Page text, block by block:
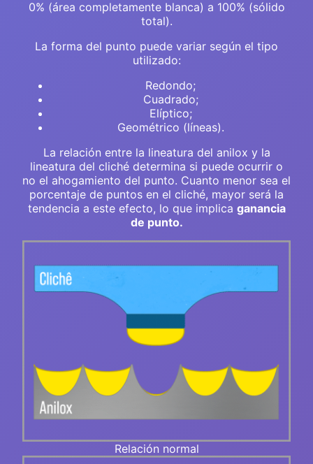
0% (área completamente blanca) a 100% (sólido
total).
La forma del punto puede variar según el tipo
utilizado:
Redondo;
Cuadrado;
Elíptico;
Geométrico (líneas).
La relación entre la lineatura del anilox y la
lineatura del cliché determina si puede ocurrir o
no el ahogamiento del punto. Cuanto menor sea el
porcentaje de puntos en el cliché, mayor será la
tendencia a este efecto, lo que implica ganancia
de punto.
Relación normal